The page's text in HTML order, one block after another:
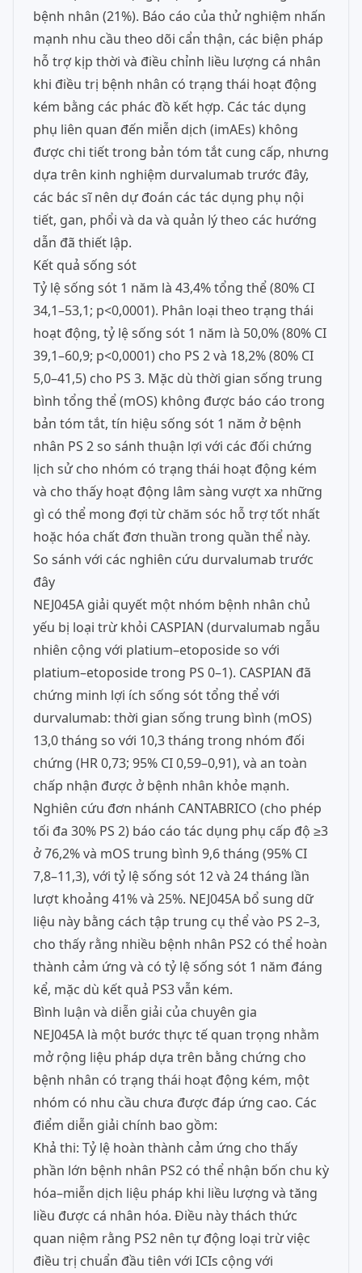
bệnh nhân (21%). Báo cáo của thử nghiệm nhấn
mạnh nhu cầu theo dõi cẩn thận, các biện pháp
hỗ trợ kịp thời và điều chỉnh liều lượng cá nhân
khi điều trị bệnh nhân có trạng thái hoạt động
kém bằng các phác đồ kết hợp. Các tác dụng
phụ liên quan đến miễn dịch (imAEs) không
được chi tiết trong bản tóm tắt cung cấp, nhưng
dựa trên kinh nghiệm durvalumab trước đây,
các bác sĩ nên dự đoán các tác dụng phụ nội
tiết, gan, phổi và da và quản lý theo các hướng
dẫn đã thiết lập.
Kết quả sống sót
Tỷ lệ sống sót 1 năm là 43,4% tổng thể (80% CI
34,1–53,1; p<0,0001). Phân loại theo trạng thái
hoạt động, tỷ lệ sống sót 1 năm là 50,0% (80% CI
39,1–60,9; p<0,0001) cho PS 2 và 18,2% (80% CI
5,0–41,5) cho PS 3. Mặc dù thời gian sống trung
bình tổng thể (mOS) không được báo cáo trong
bản tóm tắt, tín hiệu sống sót 1 năm ở bệnh
nhân PS 2 so sánh thuận lợi với các đối chứng
lịch sử cho nhóm có trạng thái hoạt động kém
và cho thấy hoạt động lâm sàng vượt xa những
gì có thể mong đợi từ chăm sóc hỗ trợ tốt nhất
hoặc hóa chất đơn thuần trong quần thể này.
So sánh với các nghiên cứu durvalumab trước
đây
NEJ045A giải quyết một nhóm bệnh nhân chủ
yếu bị loại trừ khỏi CASPIAN (durvalumab ngẫu
nhiên cộng với platium–etoposide so với
platium–etoposide trong PS 0–1). CASPIAN đã
chứng minh lợi ích sống sót tổng thể với
durvalumab: thời gian sống trung bình (mOS)
13,0 tháng so với 10,3 tháng trong nhóm đối
chứng (HR 0,73; 95% CI 0,59–0,91), và an toàn
chấp nhận được ở bệnh nhân khỏe mạnh.
Nghiên cứu đơn nhánh CANTABRICO (cho phép
tối đa 30% PS 2) báo cáo tác dụng phụ cấp độ ≥3
ở 76,2% và mOS trung bình 9,6 tháng (95% CI
7,8–11,3), với tỷ lệ sống sót 12 và 24 tháng lần
lượt khoảng 41% và 25%. NEJ045A bổ sung dữ
liệu này bằng cách tập trung cụ thể vào PS 2–3,
cho thấy rằng nhiều bệnh nhân PS2 có thể hoàn
thành cảm ứng và có tỷ lệ sống sót 1 năm đáng
kể, mặc dù kết quả PS3 vẫn kém.
Bình luận và diễn giải của chuyên gia
NEJ045A là một bước thực tế quan trọng nhằm
mở rộng liệu pháp dựa trên bằng chứng cho
bệnh nhân có trạng thái hoạt động kém, một
nhóm có nhu cầu chưa được đáp ứng cao. Các
điểm diễn giải chính bao gồm:
Khả thi: Tỷ lệ hoàn thành cảm ứng cho thấy
phần lớn bệnh nhân PS2 có thể nhận bốn chu kỳ
hóa–miễn dịch liệu pháp khi liều lượng và tăng
liều được cá nhân hóa. Điều này thách thức
quan niệm rằng PS2 nên tự động loại trừ việc
điều trị chuẩn đầu tiên với ICIs cộng với